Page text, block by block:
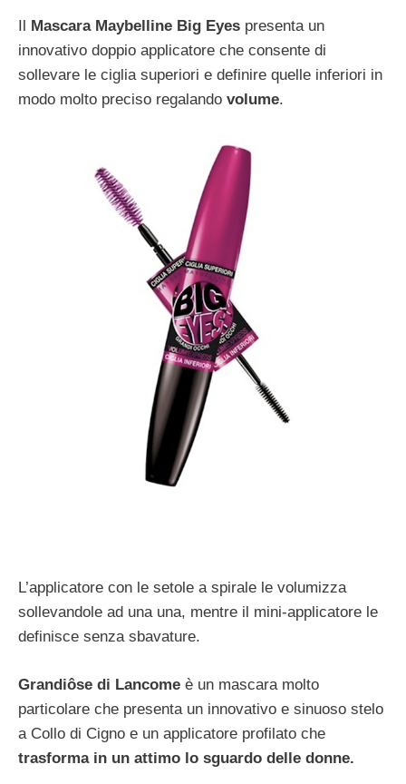
Il Mascara Maybelline Big Eyes presenta un
innovativo doppio applicatore che consente di
sollevare le ciglia superiori e definire quelle inferiori in
modo molto preciso regalando volume.
L’applicatore con le setole a spirale le volumizza
sollevandole ad una una, mentre il mini-applicatore le
definisce senza sbavature.
Grandiôse di Lancome è un mascara molto
particolare che presenta un innovativo e sinuoso stelo
a Collo di Cigno e un applicatore profilato che
trasforma in un attimo lo sguardo delle donne.